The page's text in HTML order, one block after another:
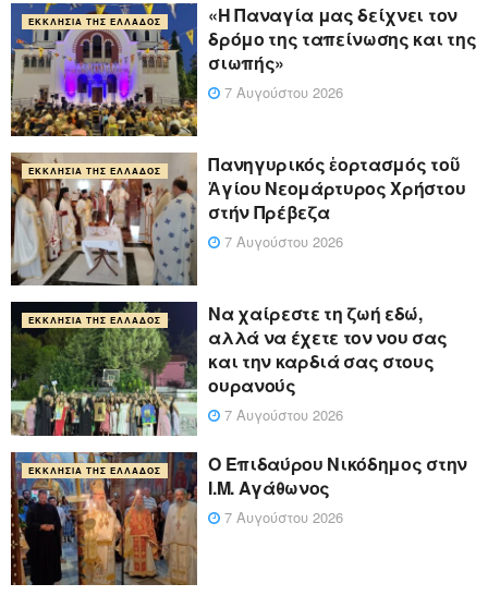
ΕΚΚΛΗΣΊΑ ΤΗΣ ΕΛΛΆΔΟΣ
«Η Παναγία μας δείχνει τον
δρόμο της ταπείνωσης και της
σιωπής»
7 Αυγούστου 2026
ΕΚΚΛΗΣΊΑ ΤΗΣ ΕΛΛΆΔΟΣ
Πανηγυρικός ἑορτασμός τοῦ
Ἁγίου Νεομάρτυρος Χρήστου
στήν Πρέβεζα
7 Αυγούστου 2026
ΕΚΚΛΗΣΊΑ ΤΗΣ ΕΛΛΆΔΟΣ
Να χαίρεστε τη ζωή εδώ,
αλλά να έχετε τον νου σας
και την καρδιά σας στους
ουρανούς
7 Αυγούστου 2026
ΕΚΚΛΗΣΊΑ ΤΗΣ ΕΛΛΆΔΟΣ
Ο Επιδαύρου Νικόδημος στην
Ι.Μ. Αγάθωνος
7 Αυγούστου 2026